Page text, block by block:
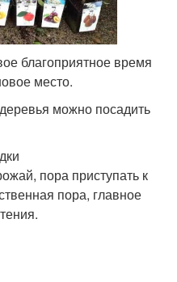
благоприятное время
место.
можно посадить
пора приступать к
пора, главное